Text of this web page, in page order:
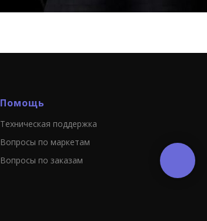
Помощь
Техническая поддержка
Вопросы по маркетам
Вопросы по заказам